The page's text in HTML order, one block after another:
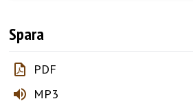
Spara
PDF
MP3